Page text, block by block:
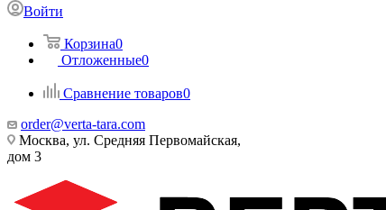
Войти
Корзина0
Отложенные0
Сравнение товаров0
order@verta-tara.com
Москва, ул. Средняя Первомайская,
дом 3